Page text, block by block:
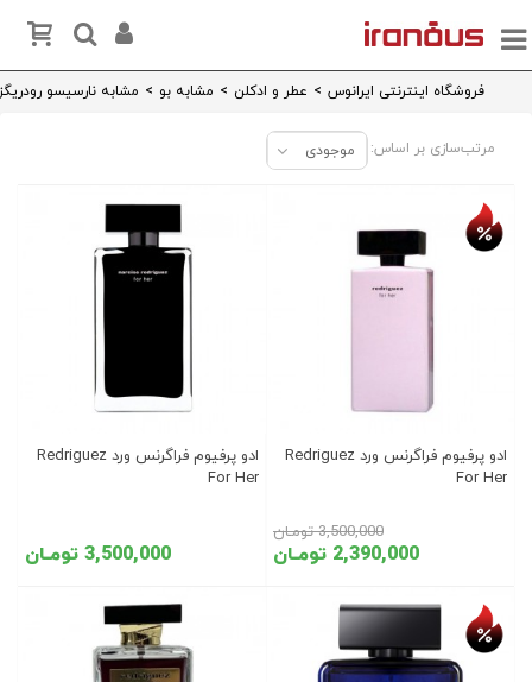
فروشگاه اینترنتی ایرانوس > عطر و ادکلن > مشابه بو > مشابه نارسیسو
مرتب‌سازی بر اساس: موجودی تخفیف روز
ادو پرفیوم فراگرنس ورد Redriguez
For Her
2,390,000 تومـان
3,500,000 تومـان
ادو پرفیوم فراگرنس ورد Redriguez
For Her
3,500,000 تومـان